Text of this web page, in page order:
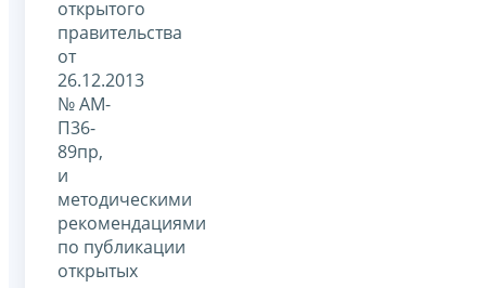
открытого
правительства
от
26.12.2013
№ АМ-
П36-
89пр,
и
методическими
рекомендациями
по публикации
открытых